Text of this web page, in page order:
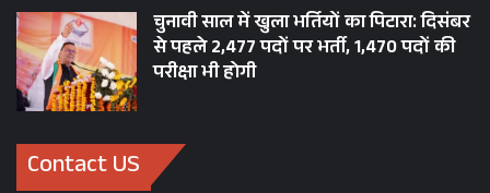
चुनावी साल में खुला भर्तियों का पिटारा: दिसंबर
से पहले 2,477 पदों पर भर्ती, 1,470 पदों की
परीक्षा भी होगी
Contact US